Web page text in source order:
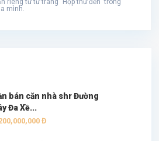
riêng tư từ trang "Hộp thư đến" trong
mình.
bán căn nhà shr Đường
Đa Xề...
Đ